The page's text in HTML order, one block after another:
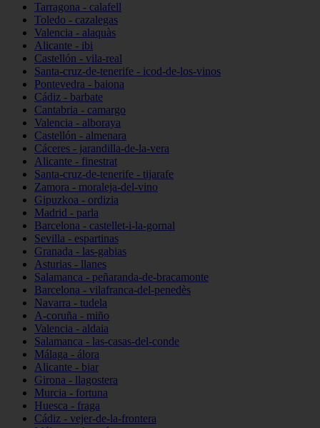
Tarragona - calafell
Toledo - cazalegas
Valencia - alaquàs
Alicante - ibi
Castellón - vila-real
Santa-cruz-de-tenerife - icod-de-los-vinos
Pontevedra - baiona
Cádiz - barbate
Cantabria - camargo
Valencia - alboraya
Castellón - almenara
Cáceres - jarandilla-de-la-vera
Alicante - finestrat
Santa-cruz-de-tenerife - tijarafe
Zamora - moraleja-del-vino
Gipuzkoa - ordizia
Madrid - parla
Barcelona - castellet-i-la-gornal
Sevilla - espartinas
Granada - las-gabias
Asturias - llanes
Salamanca - peñaranda-de-bracamonte
Barcelona - vilafranca-del-penedès
Navarra - tudela
A-coruña - miño
Valencia - aldaia
Salamanca - las-casas-del-conde
Málaga - álora
Alicante - biar
Girona - llagostera
Murcia - fortuna
Huesca - fraga
Cádiz - vejer-de-la-frontera